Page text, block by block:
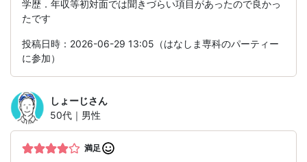
学歴．年収等初対面では聞きづらい項目があったので良かっ
たです
投稿日時：2026-06-29 13:05（はなしま専科のパーティー
に参加）
しょーじさん
50代｜男性
満足